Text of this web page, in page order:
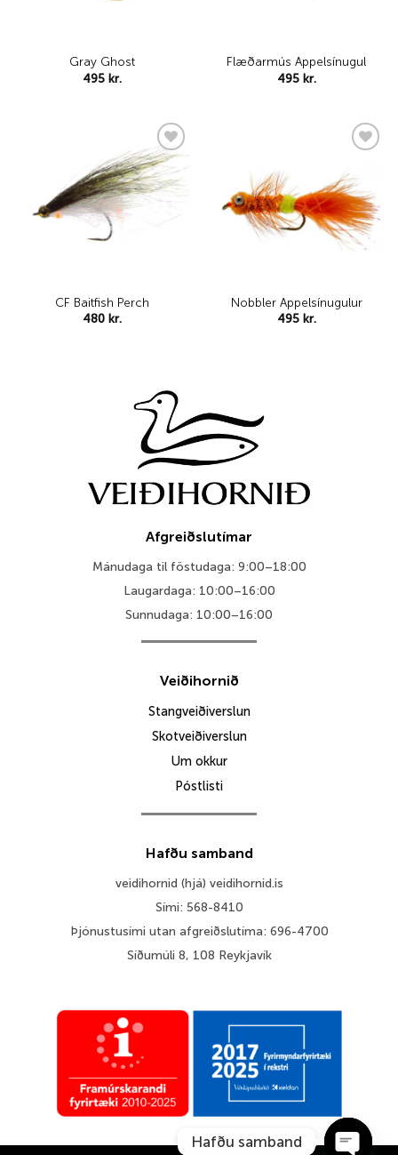
Gray Ghost
495 kr.
Flæðarmús Appelsínugul
495 kr.
Add to
wishlist
CF Baitfish Perch
480 kr.
wishlist
Nobbler Appelsínugulur
495 kr.
Afgreiðslutímar
Mánudaga til föstudaga: 9:00–18:00
Laugardaga: 10:00–16:00
Sunnudaga: 10:00–16:00
Veiðihornið
Stangveiðiverslun
Skotveiðiverslun
Um okkur
Póstlisti
Hafðu samband
veidihornid (hjá) veidihornid.is
Sími: 568-8410
Þjónustusími utan afgreiðslutíma: 696-4700
Síðumúli 8, 108 Reykjavík
Hafðu samband